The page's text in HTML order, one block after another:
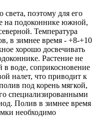
света, поэтому для его
на подоконнике южной,
Температура
в зимнее время - +8-+10
хорошо досвечивать
Растение не
воде, соприкосновение
налет, что приводит к
под корень мягкой,
специализированными
Полив в зимнее время
необходимо